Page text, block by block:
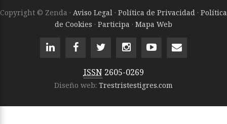
Copyright © Zenda · Aviso Legal · Política de Privacidad · Política
de Cookies · Participa · Mapa Web
ISSN 2605-0269
Diseño web: Trestristestigres.com